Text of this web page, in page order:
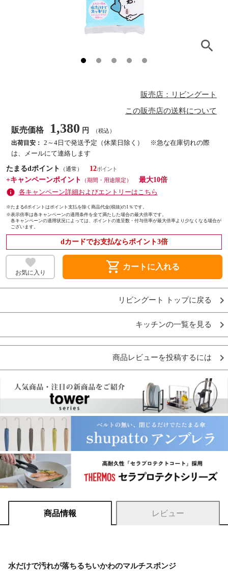
販売店：リビングート
この販売店の送料について
販売価格 1,380 円 （税込）
出荷目安： 2～4日で発送予定（休業日除く） ※急な在庫切れの際
は、メールにて連絡します
たまるdポイント
（通常）
12
+キャンペーンポイント
（期間・用途限定）
最大10倍
各キャンペーン詳細およびエントリーはこちら
※たまるdポイントはポイント支払を除く商品代金(税抜)の1％です。
※表示倍率は各キャンペーンの適用条件を全て満たした場合の最大倍率です。
各キャンペーンの適用状況によっては、ポイントの進呈数・付与倍率が最大倍率より少なくなる場合が
ございます。
dカードでお支払ならポイント3倍
お気に入り shopping_cart カートに入れる
リビングート トップに戻る
キッチンの一覧を見る
商品レビューを投稿するには
商品情報 レビュー
水だけで汚れが落ちるちいかわのマルチスポンジ